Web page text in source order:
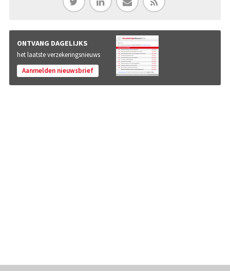
ONTVANG DAGELIJKS
het laatste verzekeringsnieuws
Aanmelden nieuwsbrief